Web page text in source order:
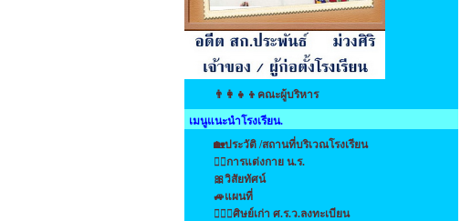
👨‍👩‍👧‍👦คณะผู้บริหาร
เมนูแนะนำโรงเรียน.
🏡ประวัติ /สถานที่บริเวณโรงเรียน
👩‍⚕️การแต่งกาย น.ร.
🎀วิสัยทัศน์
🚙แผนที่
👩‍❤️‍👩ศิษย์เก่า ศ.ร.ว.ลงทะเบียน